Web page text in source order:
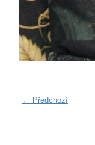
← Předchozí